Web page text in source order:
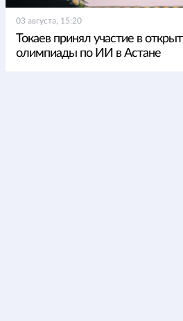
03 августа, 15:20
Токаев принял участие в
олимпиады по ИИ в Астане